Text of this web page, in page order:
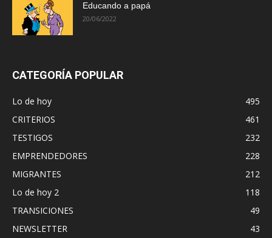
Educando a papá
20/06/2022
CATEGORÍA POPULAR
Lo de hoy
495
CRITERIOS
461
TESTIGOS
232
EMPRENDEDORES
228
MIGRANTES
212
Lo de hoy 2
118
TRANSICIONES
49
NEWSLETTER
43